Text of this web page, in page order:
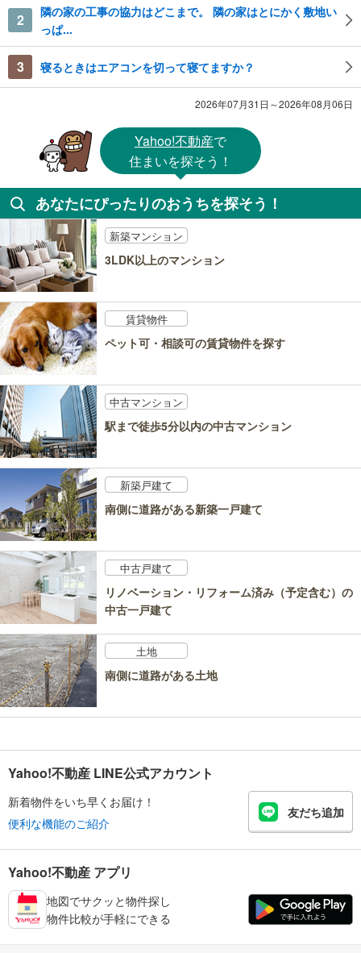
2
隣の家の工事の協力はどこまで。 隣の家はとにかく敷地い
っぱ...
3 寝るときはエアコンを切って寝てますか？
2026年07月31日～2026年08月06日
Yahoo!不動産で
住まいを探そう！
あなたにぴったりのおうちを探そう！
新築マンション
3LDK以上のマンション
賃貸物件
ペット可・相談可の賃貸物件を探す
中古マンション
駅まで徒歩5分以内の中古マンション
新築戸建て
南側に道路がある新築一戸建て
中古戸建て
リノベーション・リフォーム済み（予定含む）の
中古一戸建て
土地
南側に道路がある土地
Yahoo!不動産 LINE公式アカウント
新着物件をいち早くお届け！
便利な機能のご紹介
友だち追加
Yahoo!不動産 アプリ
地図でサクッと物件探し
物件比較が手軽にできる